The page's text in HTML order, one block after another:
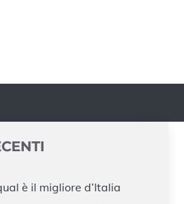
è il migliore d’Italia